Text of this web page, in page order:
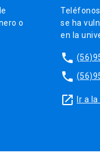
o
se ha
en la
phone
phone
launch Ir a